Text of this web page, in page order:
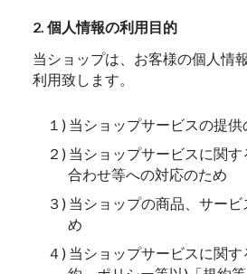
2. 個人情報の利用目的
当ショップは、お客様の個人情
利用致します。
１) 当ショップサービスの提供
２) 当ショップサービスに関
合わせ等への対応のため
３) 当ショップの商品、サー
め
４) 当ショップサービスに関